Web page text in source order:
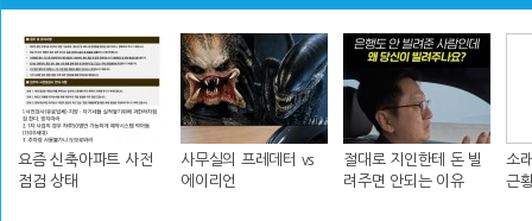
요즘 신축아파트 사전
점검 상태
사무실의 프레데터 vs
에이리언
절대로 지인한테 돈 빌
려주면 안되는 이유
소
근